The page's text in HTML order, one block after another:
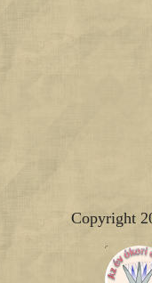
Copyright